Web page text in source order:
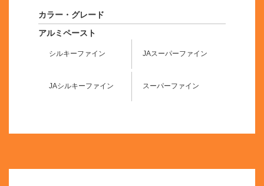
カラー・グレード
アルミペースト
シルキーファイン JAスーパーファイン
JAシルキーファイン スーパーファイン